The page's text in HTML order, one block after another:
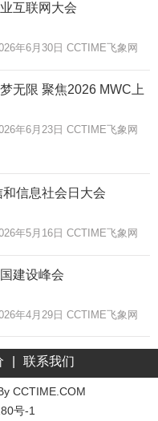
互联网大会
年6月30日 CCTIME飞象网
MWC上
年6月23日 CCTIME飞象网
信息社会日大会
年5月16日 CCTIME飞象网
建设峰会
年4月29日 CCTIME飞象网
联系我们
CCTIME.COM
号-1